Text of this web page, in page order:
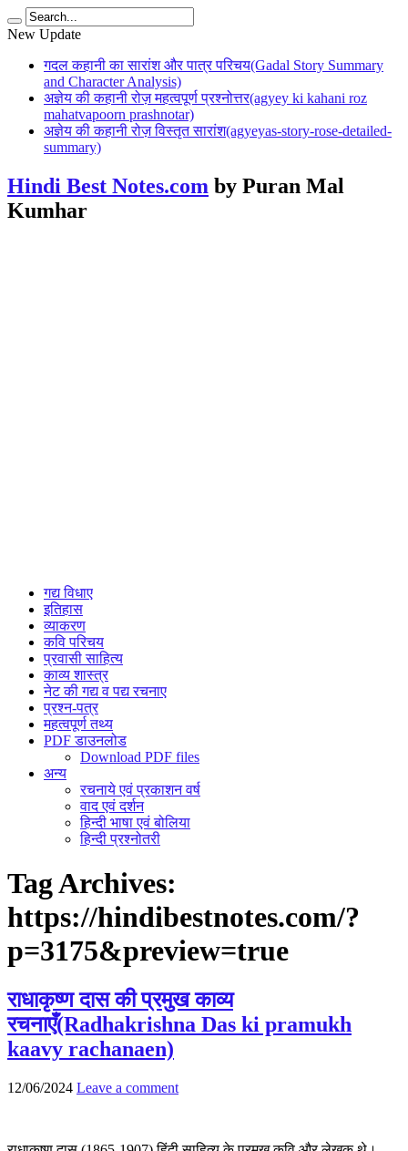
New Update
गदल कहानी का सारांश और पात्र परिचय(Gadal Story Summary
and Character Analysis)
अज्ञेय की कहानी रोज़ महत्वपूर्ण प्रश्नोत्तर(agyey ki kahani roz
mahatvapoorn prashnotar)
अज्ञेय की कहानी रोज़ विस्तृत सारांश(agyeyas-story-rose-detailed-
summary)
Hindi Best Notes.com by Puran Mal
Kumhar
गद्य विधाए
इतिहास
व्याकरण
कवि परिचय
प्रवासी साहित्य
काव्य शास्त्र
नेट की गद्य व पद्य रचनाए
प्रश्न-पत्र
महत्वपूर्ण तथ्य
PDF डाउनलोड
Download PDF files
अन्य
रचनाये एवं प्रकाशन वर्ष
वाद एवं दर्शन
हिन्दी भाषा एवं बोलिया
हिन्दी प्रश्नोतरी
Tag Archives:
https://hindibestnotes.com/?
p=3175&preview=true
राधाकृष्ण दास की प्रमुख काव्य
रचनाएँ(Radhakrishna Das ki pramukh
kaavy rachanaen)
12/06/2024 Leave a comment